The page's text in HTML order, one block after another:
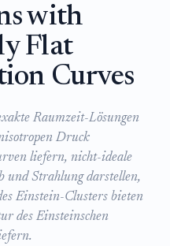
with
Flat
Curves
Raumzeit-Lösungen
Druck
liefern, nicht-ideale
und Strahlung darstellen,
Einstein-Clusters bieten
des Einsteinschen